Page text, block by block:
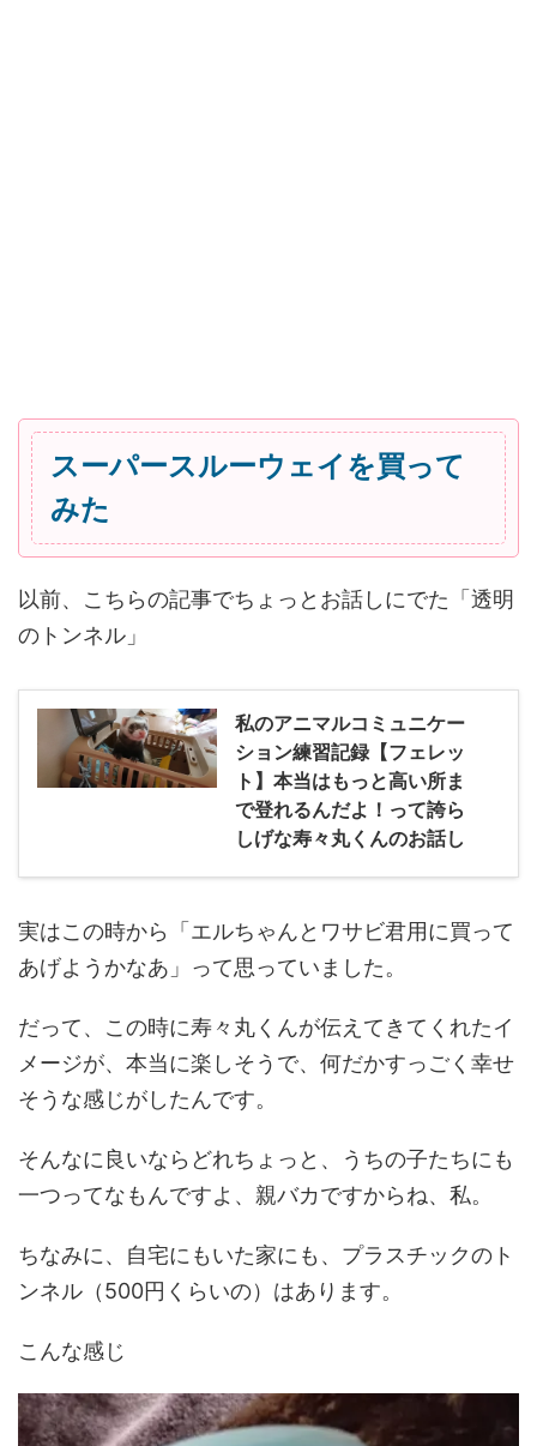
スーパースルーウェイを買って
みた
以前、こちらの記事でちょっとお話しにでた「透明
のトンネル」
私のアニマルコミュニケー
ション練習記録【フェレッ
ト】本当はもっと高い所ま
で登れるんだよ！って誇ら
しげな寿々丸くんのお話し
実はこの時から「エルちゃんとワサビ君用に買って
あげようかなあ」って思っていました。
だって、この時に寿々丸くんが伝えてきてくれたイ
メージが、本当に楽しそうで、何だかすっごく幸せ
そうな感じがしたんです。
そんなに良いならどれちょっと、うちの子たちにも
一つってなもんですよ、親バカですからね、私。
ちなみに、自宅にもいた家にも、プラスチックのト
ンネル（500円くらいの）はあります。
こんな感じ